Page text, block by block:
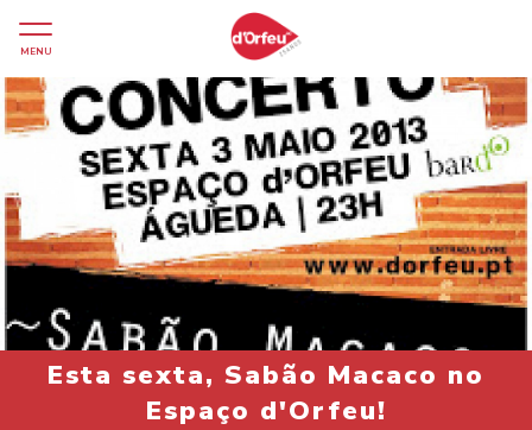
MENU
Esta sexta, Sabão Macaco no
Espaço d'Orfeu!